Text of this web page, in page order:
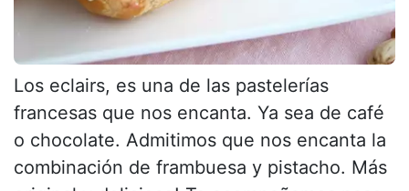
Los eclairs, es una de las pastelerías
francesas que nos encanta. Ya sea de café
o chocolate. Admitimos que nos encanta la
combinación de frambuesa y pistacho. Más